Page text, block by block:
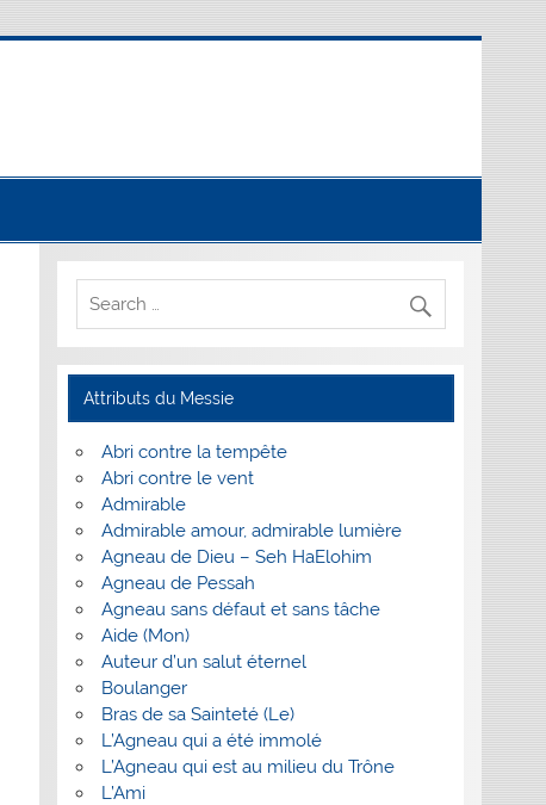
Attributs du Messie
Abri contre la tempête
Abri contre le vent
Admirable
Admirable amour, admirable lumière
Agneau de Dieu – Seh HaElohim
Agneau de Pessah
Agneau sans défaut et sans tâche
Aide (Mon)
Auteur d’un salut éternel
Boulanger
Bras de sa Sainteté (Le)
L’Agneau qui a été immolé
L’Agneau qui est au milieu du Trône
L’Ami